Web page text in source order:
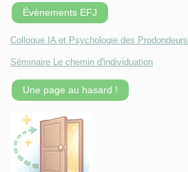
Évènements EFJ
Colloque IA et Psychologie des Prodondeurs
Séminaire Le chemin d'individuation
Une page au hasard !